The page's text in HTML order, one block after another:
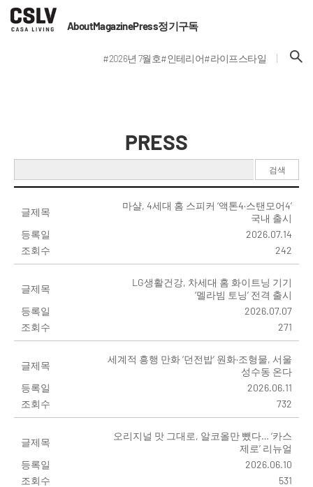
AboutMagazinePress정기구독
#2026년 7월호#인테리어#라이프스타일
PRESS
검색
글제목
마샬, 4세대 홈 스피커 ‘액톤4·스탠모어4’
국내 출시
등록일
2026.07.14
조회수
242
글제목
LG생활건강, 차세대 홈 화이트닝 기기
‘멜라빔 토닝’ 전격 출시
등록일
2026.07.07
조회수
271
글제목
세계적 흥행 만화 ‘던전밥’ 원화·조형물, 서울
성수동 온다
등록일
2026.06.11
조회수
732
글제목
오리지널 맛 그대로, 알코올만 뺐다… ‘카스
제로’ 리뉴얼
등록일
2026.06.10
조회수
531